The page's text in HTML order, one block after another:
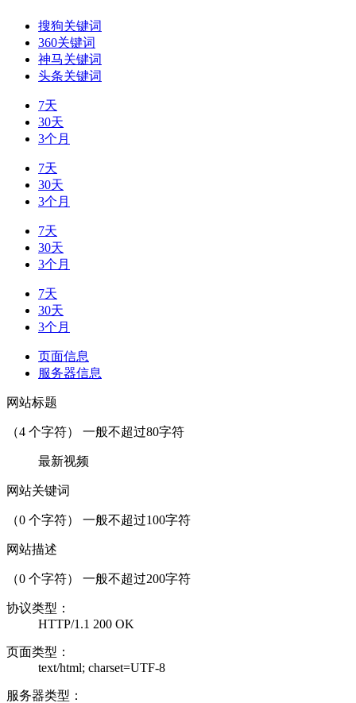
搜狗关键词
360关键词
神马关键词
头条关键词
7天
30天
3个月
7天
30天
3个月
7天
30天
3个月
7天
30天
3个月
页面信息
服务器信息
网站标题
（4 个字符） 一般不超过80字符
最新视频
网站关键词
（0 个字符） 一般不超过100字符
网站描述
（0 个字符） 一般不超过200字符
协议类型：
HTTP/1.1 200 OK
页面类型：
text/html; charset=UTF-8
服务器类型：